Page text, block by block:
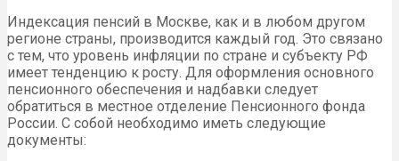
Индексация пенсий в Москве, как и в любом другом
регионе страны, производится каждый год. Это связано
с тем, что уровень инфляции по стране и субъекту РФ
имеет тенденцию к росту. Для оформления основного
пенсионного обеспечения и надбавки следует
обратиться в местное отделение Пенсионного фонда
России. С собой необходимо иметь следующие
документы: